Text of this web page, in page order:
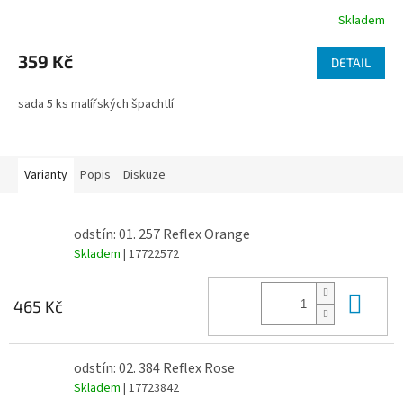
Skladem
359 Kč DETAIL
sada 5 ks malířských špachtlí
Varianty Popis Diskuze
odstín: 01. 257 Reflex Orange
Skladem | 17722572
465 Kč
odstín: 02. 384 Reflex Rose
Skladem | 17723842